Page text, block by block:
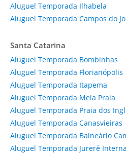
Aluguel Temporada Ilhabela
Aluguel Temporada Campos do
Santa Catarina
Aluguel Temporada Bombinhas
Aluguel Temporada Florianópolis
Aluguel Temporada Itapema
Aluguel Temporada Meia Praia
Aluguel Temporada Praia dos
Aluguel Temporada Canasvieiras
Aluguel Temporada Balneário
Aluguel Temporada Jurerê